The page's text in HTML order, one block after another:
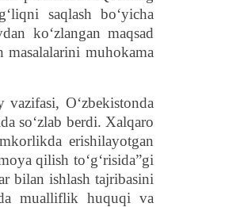
saqlash bo‘yicha
koʻzlangan maqsad
muhokama
O‘zbekistonda
so‘zlab berdi. Xalqaro
erishilayotgan
qilish to‘g‘risida”gi
bilan ishlash tajribasini
mualliflik huquqi va